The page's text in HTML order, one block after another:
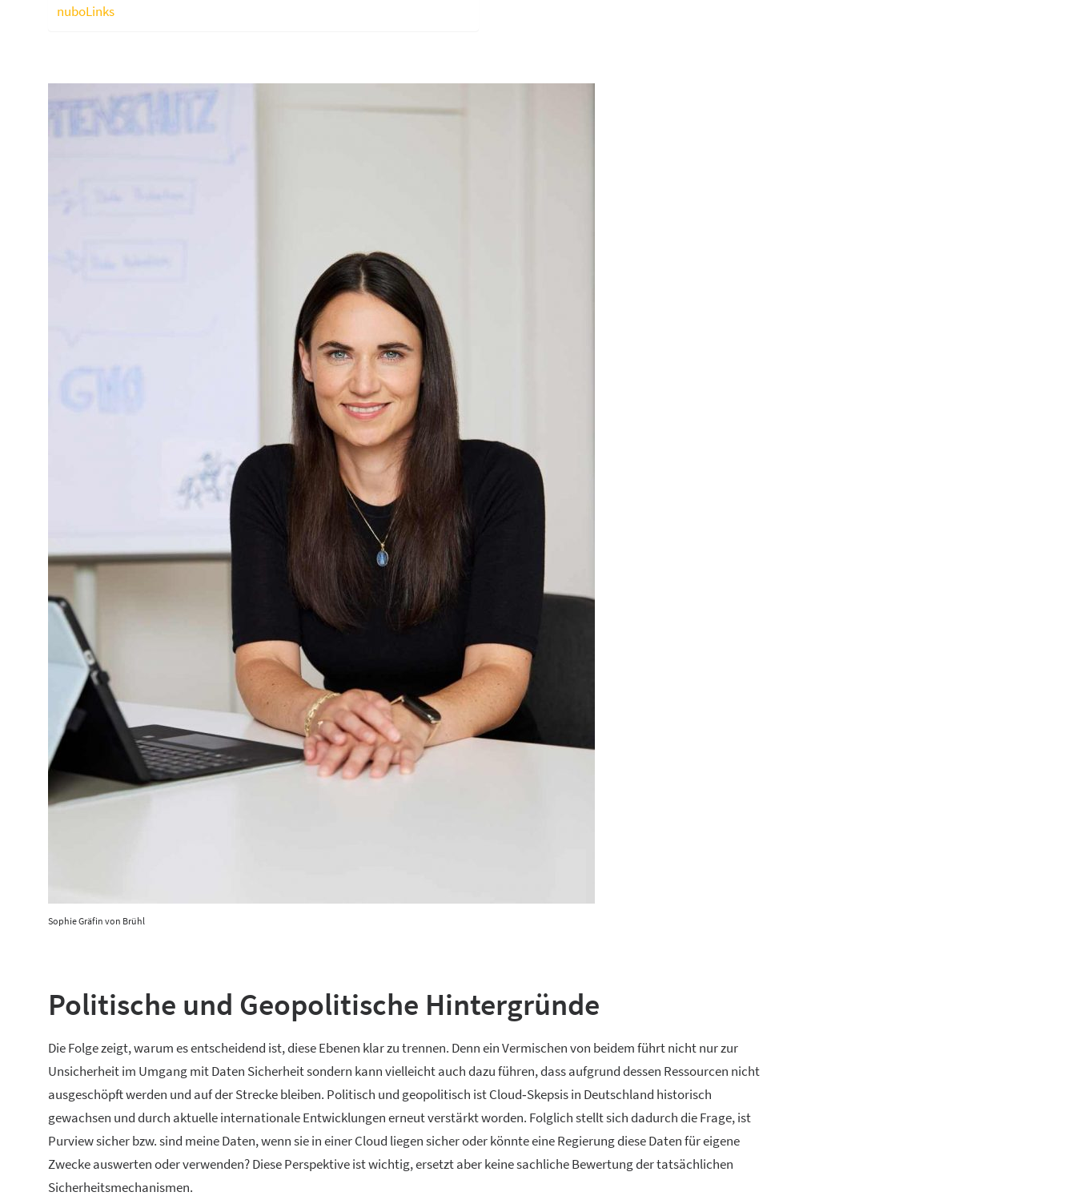
nuboLinks
Sophie Gräfin von Brühl
Politische und Geopolitische Hintergründe
Die Folge zeigt, warum es entscheidend ist, diese Ebenen klar zu trennen. Denn ein Vermischen von beidem führt nicht nur zur
Unsicherheit im Umgang mit Daten Sicherheit sondern kann vielleicht auch dazu führen, dass aufgrund dessen Ressourcen nicht
ausgeschöpft werden und auf der Strecke bleiben. Politisch und geopolitisch ist Cloud‑Skepsis in Deutschland historisch
gewachsen und durch aktuelle internationale Entwicklungen erneut verstärkt worden. Folglich stellt sich dadurch die Frage, ist
Purview sicher bzw. sind meine Daten, wenn sie in einer Cloud liegen sicher oder könnte eine Regierung diese Daten für eigene
Zwecke auswerten oder verwenden? Diese Perspektive ist wichtig, ersetzt aber keine sachliche Bewertung der tatsächlichen
Sicherheitsmechanismen.